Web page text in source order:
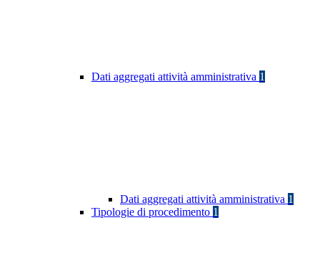
Dati aggregati attività amministrativa 1
Dati aggregati attività amministrativa 1
Tipologie di procedimento 1